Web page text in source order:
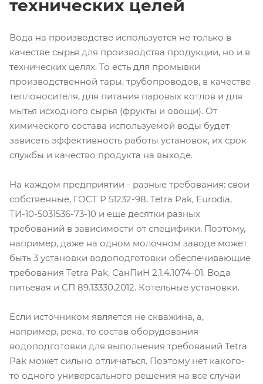
технических целей
Вода на производстве используется не только в
качестве сырья для производства продукции, но и в
технических целях. То есть для промывки
производственной тары, трубопроводов, в качестве
теплоносителя, для питания паровых котлов и для
мытья исходного сырья (фрукты и овощи). От
химического состава используемой воды будет
зависеть эффективность работы установок, их срок
службы и качество продукта на выходе.
На каждом предприятии - разные требования: свои
собственные, ГОСТ Р 51232-98, Tetra Pak, Eurodia,
ТИ-10-5031536-73-10 и еще десятки разных
требований в зависимости от специфики. Поэтому,
например, даже на одном молочном заводе может
быть 3 установки водоподготовки обеспечивающие
требования Tetra Pak, СанПиН 2.1.4.1074-01. Вода
питьевая и СП 89.13330.2012. Котельные установки.
Если источником является не скважина, а,
например, река, то состав оборудования
водоподготовки для выполнения требований Tetra
Pak может сильно отличаться. Поэтому нет какого-
то одного универсального решения на все случаи